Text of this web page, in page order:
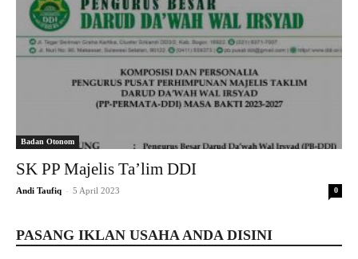
Badan Otonom
SK PP Majelis Ta’lim DDI
Andi Taufiq - 5 April 2023 0
PASANG IKLAN USAHA ANDA DISINI